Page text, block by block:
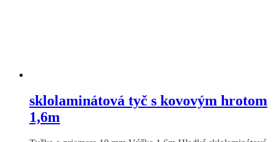
sklolaminátová tyč s kovovým hrotom
1,6m